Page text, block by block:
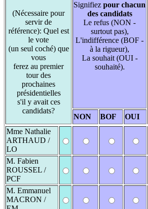
(Nécessaire pour
servir de
référence): Quel est
le vote
(un seul coché) que
vous
ferez au premier
tour des
prochaines
présidentielles
s'il y avait ces
candidats?
Signifiez pour chacun
des candidats
Le refus (NON -
surtout pas),
L'indifférence (BOF -
à la rigueur),
La souhait (OUI -
souhaité).
NON
BOF
OUI
Mme Nathalie
ARTHAUD /
LO
M. Fabien
ROUSSEL /
PCF
M. Emmanuel
MACRON /